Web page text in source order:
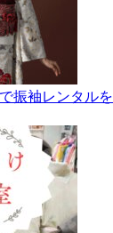
振袖レンタル